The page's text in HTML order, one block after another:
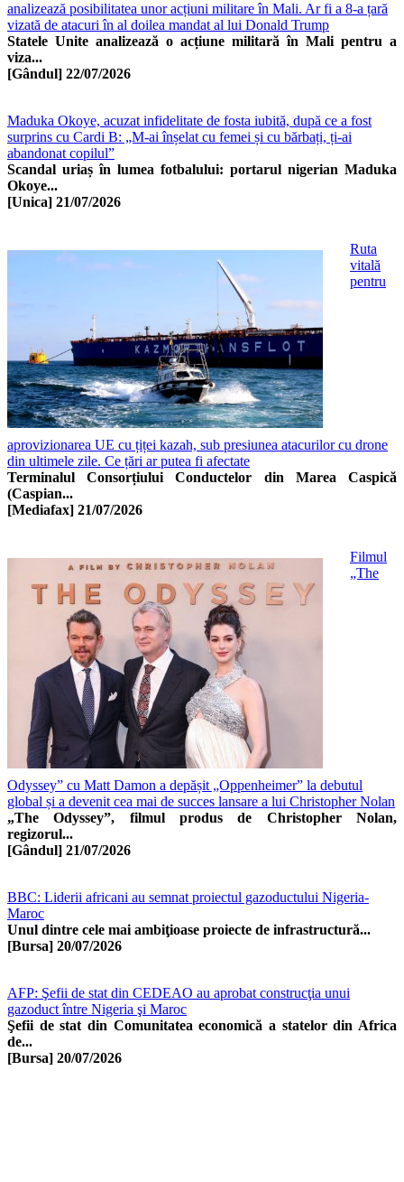
analizează posibilitatea unor acțiuni militare în Mali. Ar fi a 8-a țară
vizată de atacuri în al doilea mandat al lui Donald Trump
Statele Unite analizează o acțiune militară în Mali pentru a
viza...
[Gândul] 22/07/2026
Maduka Okoye, acuzat infidelitate de fosta iubită, după ce a fost
surprins cu Cardi B: „M-ai înșelat cu femei și cu bărbați, ți-ai
abandonat copilul”
Scandal uriaș în lumea fotbalului: portarul nigerian Maduka
Okoye...
[Unica] 21/07/2026
Ruta
vitală
pentru
aprovizionarea UE cu țiței kazah, sub presiunea atacurilor cu drone
din ultimele zile. Ce țări ar putea fi afectate
Terminalul Consorțiului Conductelor din Marea Caspică
(Caspian...
[Mediafax] 21/07/2026
Filmul
„The
Odyssey” cu Matt Damon a depășit „Oppenheimer” la debutul
global și a devenit cea mai de succes lansare a lui Christopher Nolan
„The Odyssey”, filmul produs de Christopher Nolan,
regizorul...
[Gândul] 21/07/2026
BBC: Liderii africani au semnat proiectul gazoductului Nigeria-
Maroc
Unul dintre cele mai ambiţioase proiecte de infrastructură...
[Bursa] 20/07/2026
AFP: Şefii de stat din CEDEAO au aprobat construcţia unui
gazoduct între Nigeria şi Maroc
Şefii de stat din Comunitatea economică a statelor din Africa
de...
[Bursa] 20/07/2026